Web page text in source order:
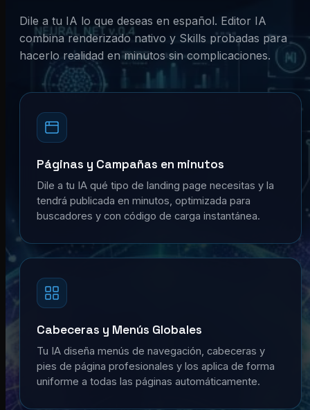
Dile a tu IA lo que deseas en español. Editor IA
combina renderizado nativo y Skills probadas para
hacerlo realidad en minutos sin complicaciones.
Páginas y Campañas en minutos
Dile a tu IA qué tipo de landing page necesitas y la
tendrá publicada en minutos, optimizada para
buscadores y con código de carga instantánea.
Cabeceras y Menús Globales
Tu IA diseña menús de navegación, cabeceras y
pies de página profesionales y los aplica de forma
uniforme a todas las páginas automáticamente.